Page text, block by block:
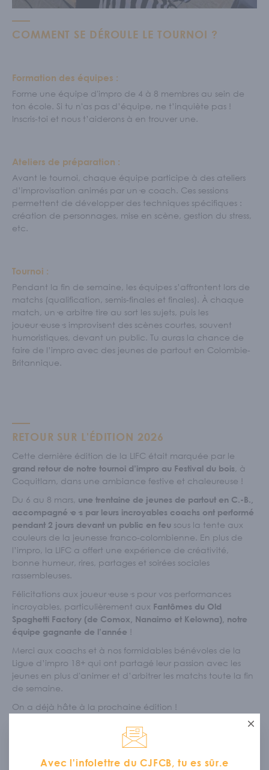
COMMENT SE DÉROULE LE TOURNOI ?
Formation des équipes :
Forme une équipe d'impro de 4 à 8 membres au sein de
ton école. Si tu n'as pas d’équipe, ne t’inquiète pas !
Inscris-toi et nous t’aiderons à en trouver une.
Ateliers de préparation :
Avant le tournoi, chaque équipe participe à des ateliers
d’improvisation animés par un·e coach. Ces sessions
permettent de développer des techniques spécifiques :
création de personnages, mise en scène, gestion du stress,
etc.
Tournoi :
Pendant la fin de semaine, les équipes s’affrontent lors de
matchs (qualification, semis-finales et finales). À chaque
match, un·e arbitre tire au sort les sujets, puis les
joueur·euse·s improvisent des scènes courtes, souvent
humoristiques, devant un public. Tu auras la chance de
faire de l’impro avec des jeunes de partout en Colombie-
Britannique.
RETOUR SUR L'ÉDITION 2026
Cette dernière édition de la LIFC était marquée par le
grand retour de notre tournoi d’impro au Festival du bois, à
Coquitlam, dans une ambiance festive et chaleureuse !
Du 6 au 8 mars, une trentaine de jeunes de partout en C.-B.,
accompagné·e·s par leurs incroyables coachs ont performé
pendant 2 jours devant un public en feu sous la tente aux
couleurs de la jeunesse franco-colombienne. En plus de
l’impro, la LIFC a offert une expérience de créativité,
bonne humeur, rires, partages et soirées sociales
rassembleuses.
Félicitations aux joueur·euse·s pour vos performances
incroyables, particulièrement aux Fantômes du Old
Spaghetti Factory (de Comox, Nanaimo et Kelowna), notre
équipe gagnante de l’année !
Merci aux coachs et à nos formidables bénévoles de la
Ligue d’impro 18+ qui ont partagé leur passion avec les
jeunes en plus d'animer et d’arbitrer les matchs toute la fin
de semaine.
On a déjà hâte à la prochaine édition !
Découvrir la galerie photo de l'édition 2026 !
Avec l'infolettre du CJFCB, tu es sûr.e